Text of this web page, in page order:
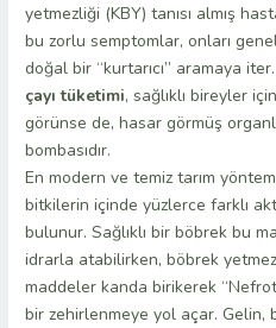
yetmezliği (KBY) tanısı almış
bu zorlu semptomlar, onları
doğal bir “kurtarıcı” aramaya iter.
çayı tüketimi, sağlıklı bireyler
görünse de, hasar görmüş
bombasıdır.
En modern ve temiz tarım
bitkilerin içinde yüzlerce farklı
bulunur. Sağlıklı bir böbrek bu
idrarla atabilirken, böbrek
maddeler kanda birikerek
bir zehirlenmeye yol açar. Gelin,